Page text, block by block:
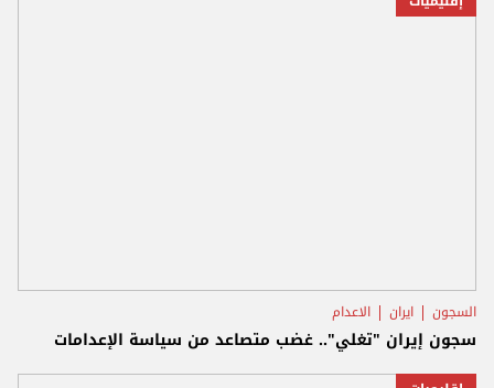
السجون ايران الاعدام
سجون إيران "تغلي".. غضب متصاعد من سياسة الإعدامات